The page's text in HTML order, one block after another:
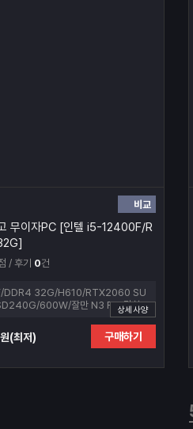
비교
무이자PC [인텔 i5-12400F/R
/ 후기 0건
32G/H610/RTX2060 SU
600W/잘만 N3 FM 강화
상세사양
원(최저) 구매하기